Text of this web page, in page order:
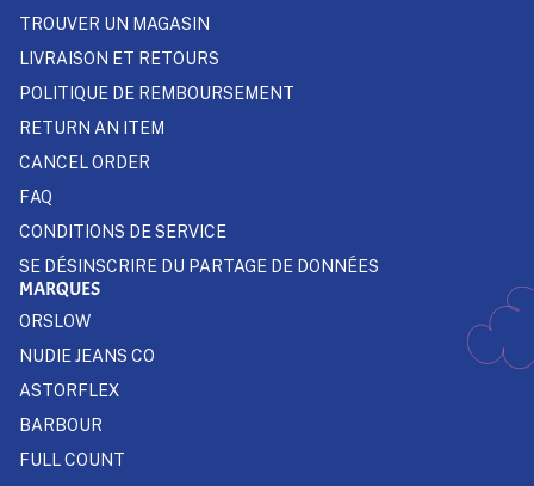
TROUVER UN MAGASIN
LIVRAISON ET RETOURS
POLITIQUE DE REMBOURSEMENT
RETURN AN ITEM
CANCEL ORDER
FAQ
CONDITIONS DE SERVICE
SE DÉSINSCRIRE DU PARTAGE DE DONNÉES
MARQUES
ORSLOW
NUDIE JEANS CO
ASTORFLEX
BARBOUR
FULL COUNT